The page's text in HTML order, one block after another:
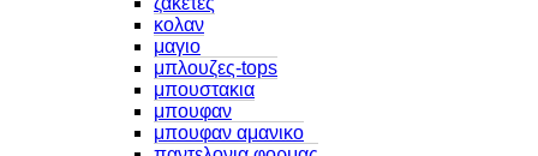
κολαν
μαγιο
μπλουζες-tops
μπουστακια
μπουφαν
μπουφαν αμανικο